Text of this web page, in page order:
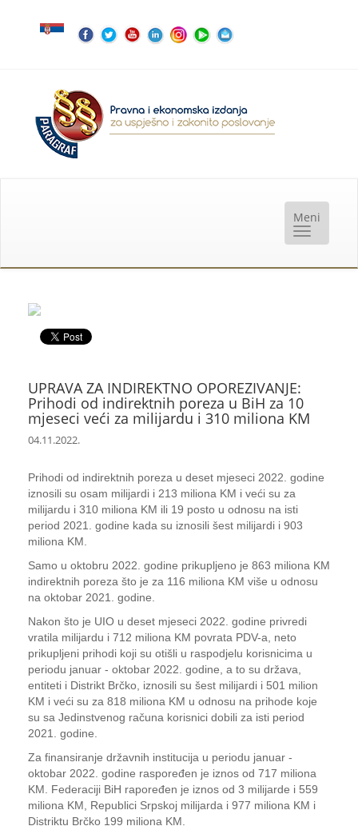
UPRAVA ZA INDIREKTNO OPOREZIVANJE:
Prihodi od indirektnih poreza u BiH za 10
mjeseci veći za milijardu i 310 miliona KM
04.11.2022.
Prihodi od indirektnih poreza u deset mjeseci 2022. godine
iznosili su osam milijardi i 213 miliona KM i veći su za
milijardu i 310 miliona KM ili 19 posto u odnosu na isti
period 2021. godine kada su iznosili šest milijardi i 903
miliona KM.
Samo u oktobru 2022. godine prikupljeno je 863 miliona KM
indirektnih poreza što je za 116 miliona KM više u odnosu
na oktobar 2021. godine.
Nakon što je UIO u deset mjeseci 2022. godine privredi
vratila milijardu i 712 miliona KM povrata PDV-a, neto
prikupljeni prihodi koji su otišli u raspodjelu korisnicima u
periodu januar - oktobar 2022. godine, a to su država,
entiteti i Distrikt Brčko, iznosili su šest milijardi i 501 milion
KM i veći su za 818 miliona KM u odnosu na prihode koje
su sa Jedinstvenog računa korisnici dobili za isti period
2021. godine.
Za finansiranje državnih institucija u periodu januar -
oktobar 2022. godine raspoređen je iznos od 717 miliona
KM. Federaciji BiH rapoređen je iznos od 3 milijarde i 559
miliona KM, Republici Srpskoj milijarda i 977 miliona KM i
Distriktu Brčko 199 miliona KM.